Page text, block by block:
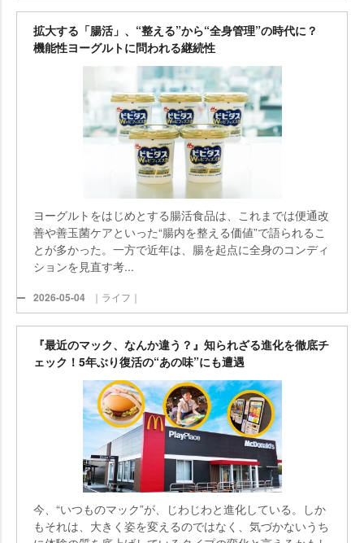
拡大する「腸活」、“整える”から“全身管理”の時代に？
機能性ヨーグルトに問われる継続性
ヨーグルトをはじめとする腸活食品は、これまでは便通改
善や善玉菌ケアといった“腸内を整える価値”で語られるこ
とが多かった。一方で近年は、腸を起点に全身のコンディ
ションを見直す考...
2026-05-04 ｜ライフ｜
『最近のマック、なんか違う？』知られざる進化を徹底チ
ェック！5年ぶり復活の“あの味”にも遭遇
今、“いつものマック”が、じわじわと進化している。しか
もそれは、大きく姿を変えるのではなく、気づかないうち